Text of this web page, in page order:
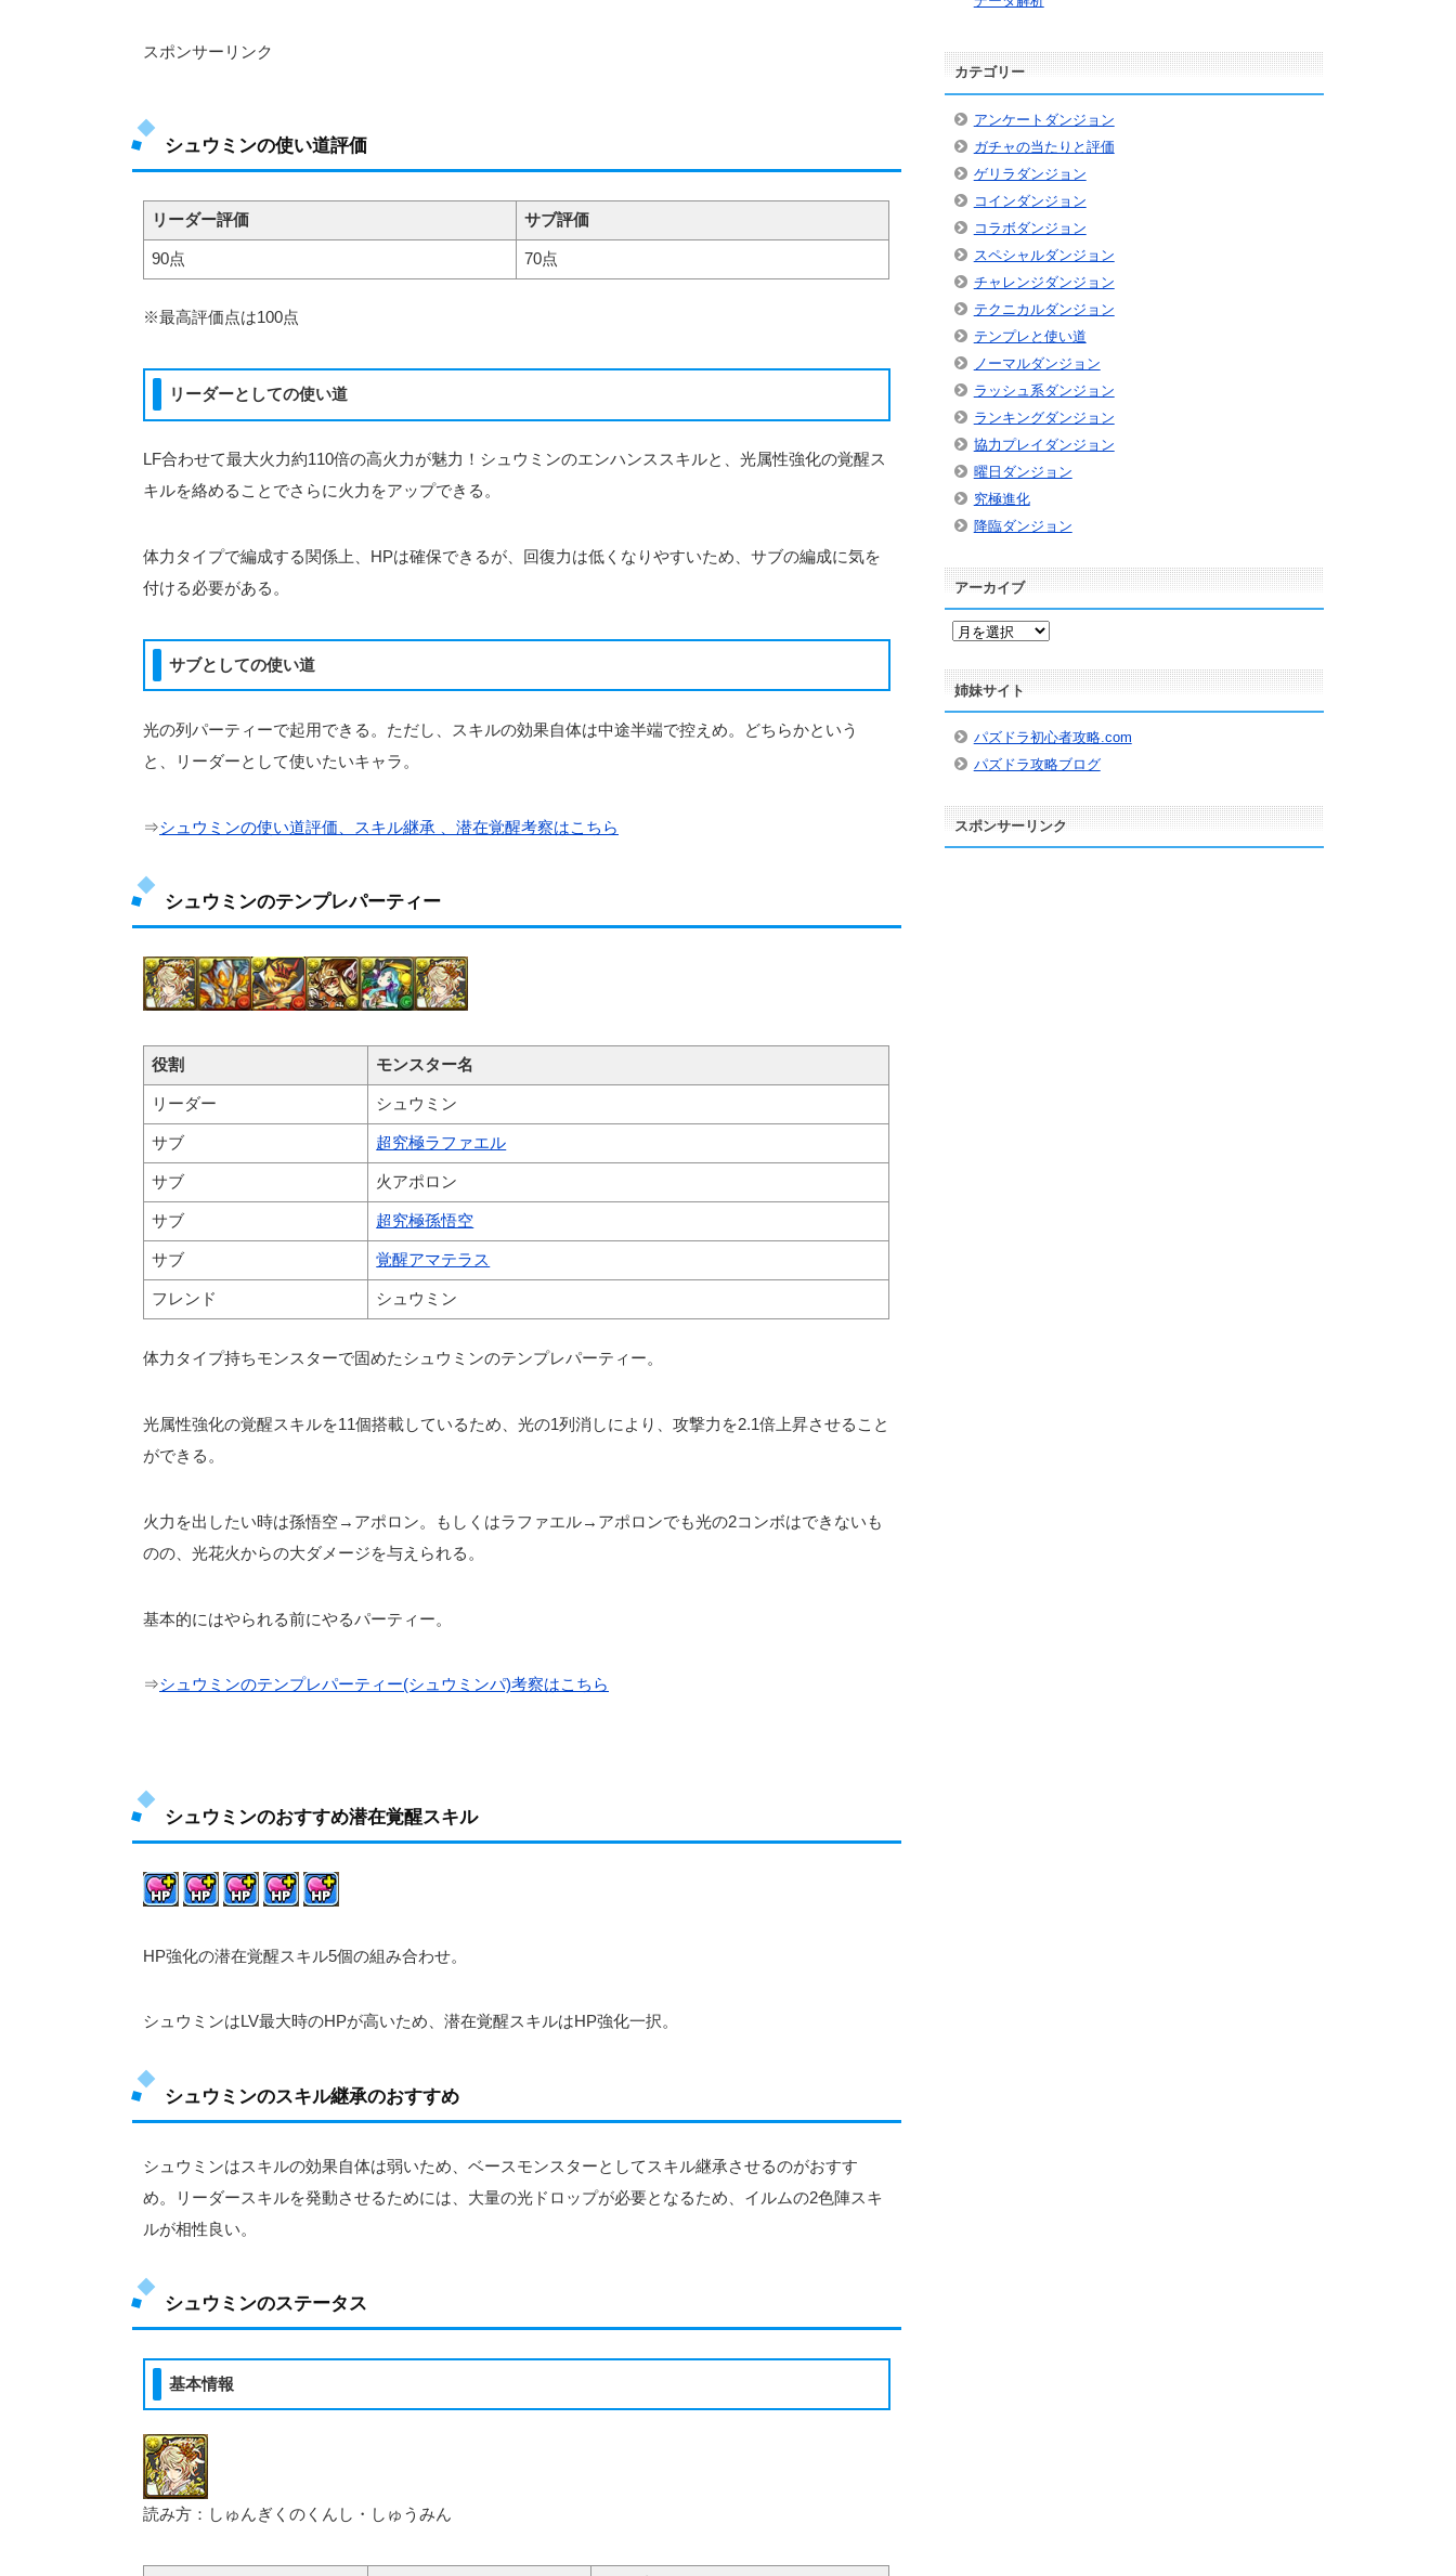
スポンサーリンク
シュウミンの使い道評価
リーダー評価 サブ評価
90点 70点
※最高評価点は100点
リーダーとしての使い道
LF合わせて最大火力約110倍の高火力が魅力！シュウミンのエンハンススキルと、光属性強化の覚醒ス
キルを絡めることでさらに火力をアップできる。
体力タイプで編成する関係上、HPは確保できるが、回復力は低くなりやすいため、サブの編成に気を
付ける必要がある。
サブとしての使い道
光の列パーティーで起用できる。ただし、スキルの効果自体は中途半端で控えめ。どちらかという
と、リーダーとして使いたいキャラ。
⇒シュウミンの使い道評価、スキル継承 、潜在覚醒考察はこちら
シュウミンのテンプレパーティー
役割 モンスター名
リーダー シュウミン
サブ 超究極ラファエル
サブ 火アポロン
サブ 超究極孫悟空
サブ 覚醒アマテラス
フレンド シュウミン
体力タイプ持ちモンスターで固めたシュウミンのテンプレパーティー。
光属性強化の覚醒スキルを11個搭載しているため、光の1列消しにより、攻撃力を2.1倍上昇させること
ができる。
火力を出したい時は孫悟空→アポロン。もしくはラファエル→アポロンでも光の2コンボはできないも
のの、光花火からの大ダメージを与えられる。
基本的にはやられる前にやるパーティー。
⇒シュウミンのテンプレパーティー(シュウミンパ)考察はこちら
シュウミンのおすすめ潜在覚醒スキル
HP強化の潜在覚醒スキル5個の組み合わせ。
シュウミンはLV最大時のHPが高いため、潜在覚醒スキルはHP強化一択。
シュウミンのスキル継承のおすすめ
シュウミンはスキルの効果自体は弱いため、ベースモンスターとしてスキル継承させるのがおすす
め。リーダースキルを発動させるためには、大量の光ドロップが必要となるため、イルムの2色陣スキ
ルが相性良い。
シュウミンのステータス
基本情報
読み方：しゅんぎくのくんし・しゅうみん
カテゴリー
アンケートダンジョン
ガチャの当たりと評価
ゲリラダンジョン
コインダンジョン
コラボダンジョン
スペシャルダンジョン
チャレンジダンジョン
テクニカルダンジョン
テンプレと使い道
ノーマルダンジョン
ラッシュ系ダンジョン
ランキングダンジョン
協力プレイダンジョン
曜日ダンジョン
究極進化
降臨ダンジョン
アーカイブ
ア
カ
イ
ブ
姉妹サイト
パズドラ初心者攻略.com
パズドラ攻略ブログ
スポンサーリンク